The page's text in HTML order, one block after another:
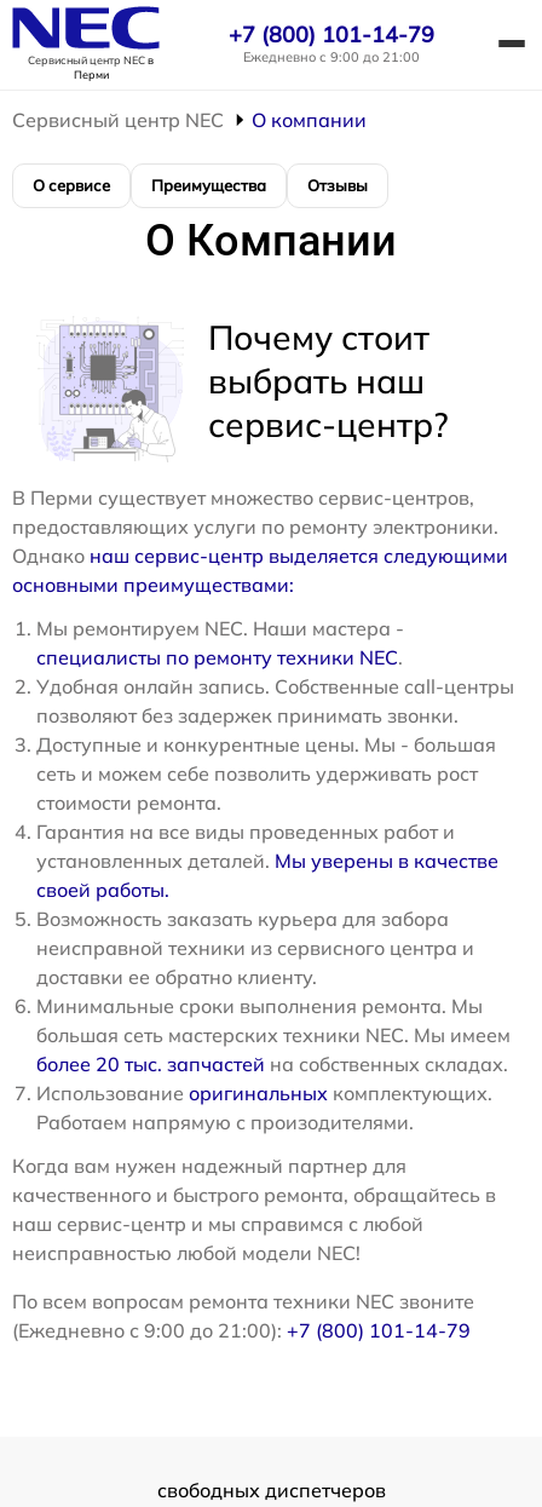
Сервисный центр NECв
Перми
+7 (800) 101-14-79
Ежедневно с 9:00 до 21:00
Сервисный центр NEC О компании
О сервисе Преимущества Отзывы
О Компании
Почему стоит
выбрать наш
сервис-центр?
В Перми существует множество сервис-центров,
предоставляющих услуги по ремонту электроники.
Однако наш сервис-центр выделяется следующими
основными преимуществами:
Мы ремонтируем NEC. Наши мастера -
специалисты по ремонту техники NEC.
Удобная онлайн запись. Собственные call-центры
позволяют без задержек принимать звонки.
Доступные и конкурентные цены. Мы - большая
сеть и можем себе позволить удерживать рост
стоимости ремонта.
Гарантия на все виды проведенных работ и
установленных деталей. Мы уверены в качестве
своей работы.
Возможность заказать курьера для забора
неисправной техники из сервисного центра и
доставки ее обратно клиенту.
Минимальные сроки выполнения ремонта. Мы
большая сеть мастерских техники NEC. Мы имеем
более 20 тыс. запчастей на собственных складах.
Использование оригинальных комплектующих.
Работаем напрямую с произодителями.
Когда вам нужен надежный партнер для
качественного и быстрого ремонта, обращайтесь в
наш сервис-центр и мы справимся с любой
неисправностью любой модели NEC!
По всем вопросам ремонта техники NEC звоните
(Ежедневно с 9:00 до 21:00): +7 (800) 101-14-79
свободных диспетчеров